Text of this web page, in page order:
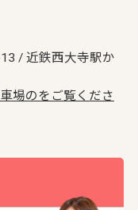
/ 近鉄西大寺駅か
場のをご覧くださ